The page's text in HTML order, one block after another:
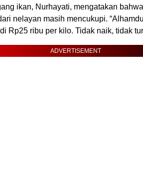
ikan, Nurhayati, mengatakan
nelayan masih mencukupi.
Rp25 ribu per kilo. Tidak naik, tidak
ADVERTISEMENT